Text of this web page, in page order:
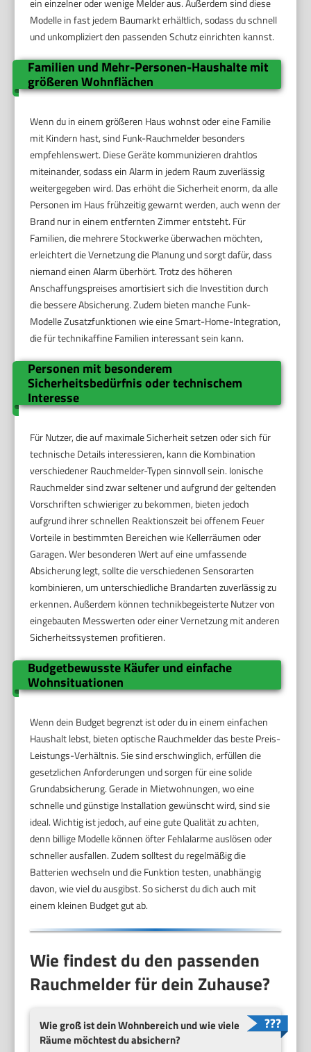
ein einzelner oder wenige Melder aus. Außerdem sind diese
Modelle in fast jedem Baumarkt erhältlich, sodass du schnell
und unkompliziert den passenden Schutz einrichten kannst.
Familien und Mehr-Personen-Haushalte mit
größeren Wohnflächen
Wenn du in einem größeren Haus wohnst oder eine Familie
mit Kindern hast, sind Funk-Rauchmelder besonders
empfehlenswert. Diese Geräte kommunizieren drahtlos
miteinander, sodass ein Alarm in jedem Raum zuverlässig
weitergegeben wird. Das erhöht die Sicherheit enorm, da alle
Personen im Haus frühzeitig gewarnt werden, auch wenn der
Brand nur in einem entfernten Zimmer entsteht. Für
Familien, die mehrere Stockwerke überwachen möchten,
erleichtert die Vernetzung die Planung und sorgt dafür, dass
niemand einen Alarm überhört. Trotz des höheren
Anschaffungspreises amortisiert sich die Investition durch
die bessere Absicherung. Zudem bieten manche Funk-
Modelle Zusatzfunktionen wie eine Smart-Home-Integration,
die für technikaffine Familien interessant sein kann.
Personen mit besonderem
Sicherheitsbedürfnis oder technischem
Interesse
Für Nutzer, die auf maximale Sicherheit setzen oder sich für
technische Details interessieren, kann die Kombination
verschiedener Rauchmelder-Typen sinnvoll sein. Ionische
Rauchmelder sind zwar seltener und aufgrund der geltenden
Vorschriften schwieriger zu bekommen, bieten jedoch
aufgrund ihrer schnellen Reaktionszeit bei offenem Feuer
Vorteile in bestimmten Bereichen wie Kellerräumen oder
Garagen. Wer besonderen Wert auf eine umfassende
Absicherung legt, sollte die verschiedenen Sensorarten
kombinieren, um unterschiedliche Brandarten zuverlässig zu
erkennen. Außerdem können technikbegeisterte Nutzer von
eingebauten Messwerten oder einer Vernetzung mit anderen
Sicherheitssystemen profitieren.
Budgetbewusste Käufer und einfache
Wohnsituationen
Wenn dein Budget begrenzt ist oder du in einem einfachen
Haushalt lebst, bieten optische Rauchmelder das beste Preis-
Leistungs-Verhältnis. Sie sind erschwinglich, erfüllen die
gesetzlichen Anforderungen und sorgen für eine solide
Grundabsicherung. Gerade in Mietwohnungen, wo eine
schnelle und günstige Installation gewünscht wird, sind sie
ideal. Wichtig ist jedoch, auf eine gute Qualität zu achten,
denn billige Modelle können öfter Fehlalarme auslösen oder
schneller ausfallen. Zudem solltest du regelmäßig die
Batterien wechseln und die Funktion testen, unabhängig
davon, wie viel du ausgibst. So sicherst du dich auch mit
einem kleinen Budget gut ab.
Wie findest du den passenden
Rauchmelder für dein Zuhause?
Wie groß ist dein Wohnbereich und wie viele
Räume möchtest du absichern?